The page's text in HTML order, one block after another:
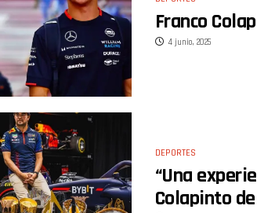
Franco
4 junio, 2025
DEPORTES
“Una
Colapinto